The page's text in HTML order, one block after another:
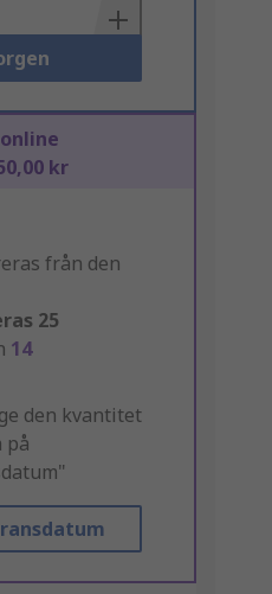
kr
från den
25
14
den kvantitet
på